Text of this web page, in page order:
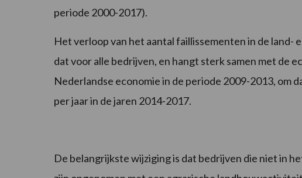
periode 2000-2017).
Het verloop van het aantal faillissementen in de
dat voor alle bedrijven, en hangt sterk samen met de
Nederlandse economie in de periode 2009-2013, om
per jaar in de jaren 2014-2017.
De belangrijkste wijziging is dat bedrijven die niet in